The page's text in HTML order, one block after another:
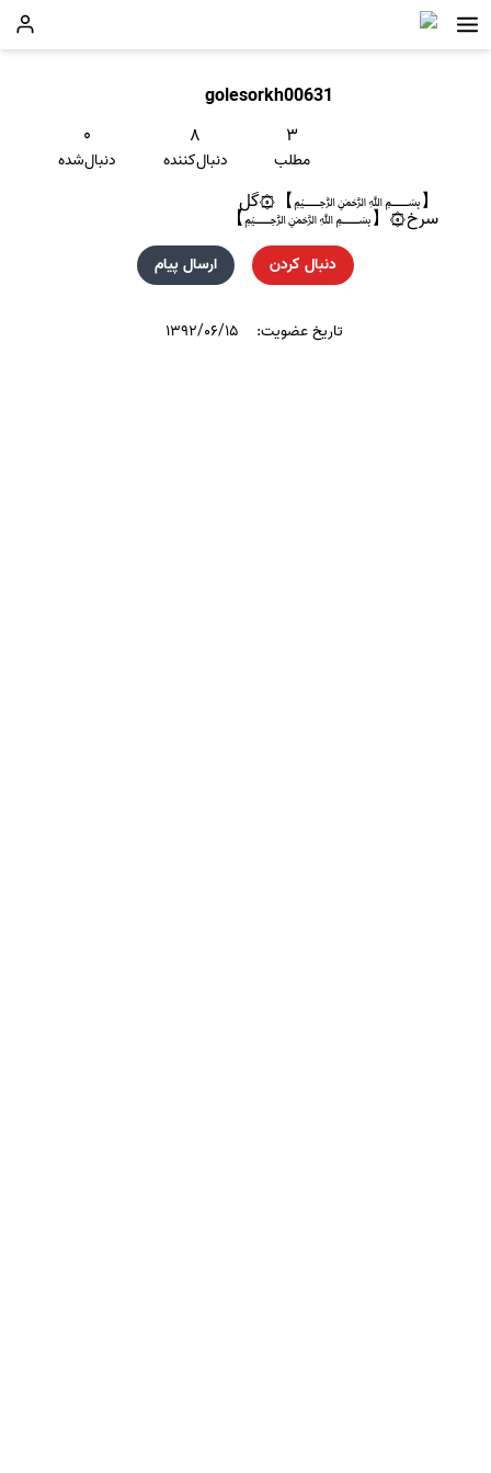
golesorkh00631
۳
مطلب
۸
دنبال‌کننده
۰
دنبال‌شده
【﷽】۞گل
سرخ۞【﷽】
دنبال کردن ارسال پیام
تاریخ عضویت: ۱۳۹۲/۰۶/۱۵